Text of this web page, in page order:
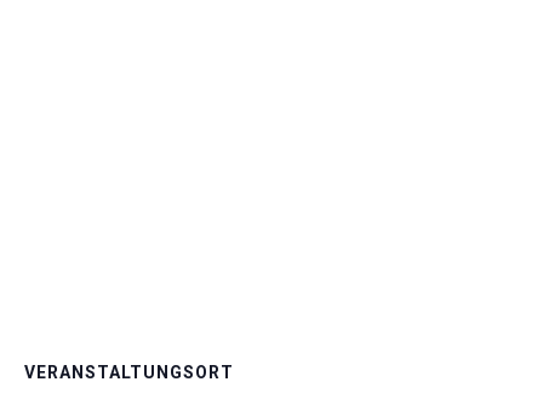
VERANSTALTUNGSORT